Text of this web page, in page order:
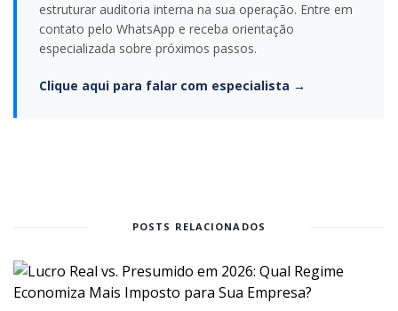
estruturar auditoria interna na sua operação. Entre em
contato pelo WhatsApp e receba orientação
especializada sobre próximos passos.
Clique aqui para falar com especialista →
POSTS RELACIONADOS